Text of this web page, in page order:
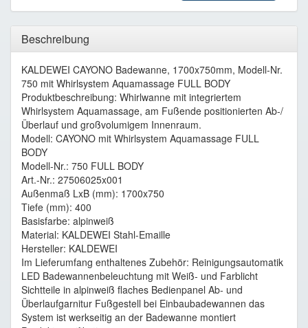
Beschreibung
KALDEWEI CAYONO Badewanne, 1700x750mm, Modell-Nr.
750 mit Whirlsystem Aquamassage FULL BODY
Produktbeschreibung: Whirlwanne mit integriertem
Whirlsystem Aquamassage, am Fußende positionierten Ab-/
Überlauf und großvolumigem Innenraum.
Modell: CAYONO mit Whirlsystem Aquamassage FULL
BODY
Modell-Nr.: 750 FULL BODY
Art.-Nr.: 27506025x001
Außenmaß LxB (mm): 1700x750
Tiefe (mm): 400
Basisfarbe: alpinweiß
Material: KALDEWEI Stahl-Emaille
Hersteller: KALDEWEI
Im Lieferumfang enthaltenes Zubehör: Reinigungsautomatik
LED Badewannenbeleuchtung mit Weiß- und Farblicht
Sichtteile in alpinweiß flaches Bedienpanel Ab- und
Überlaufgarnitur Fußgestell bei Einbaubadewannen das
System ist werkseitig an der Badewanne montiert